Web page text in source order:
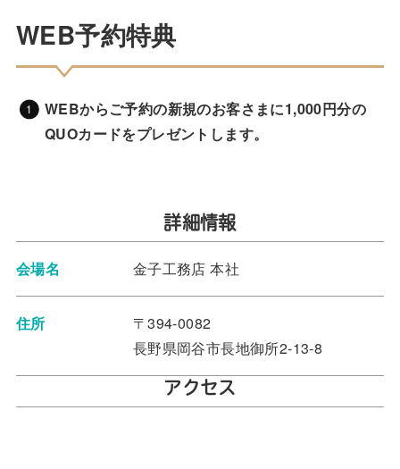
WEB予約特典
WEBからご予約の新規のお客さまに1,000円分の
QUOカードをプレゼントします。
詳細情報
会場名 金子工務店 本社
住所
〒394-0082
長野県岡谷市長地御所2-13-8
アクセス